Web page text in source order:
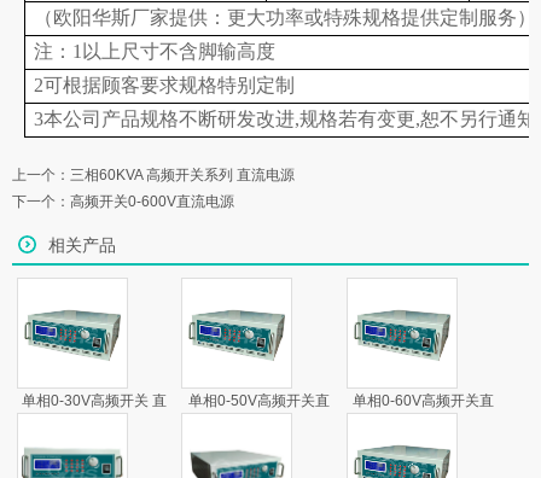
（欧阳华斯厂家提供： 更大功率或特殊规格提供定制服务）
注：1以上尺寸不含脚输高度
2可根据顾客要求规格特别定制
3本公司产品规格不断研发改进,规格若有变更,恕不另行通知
上一个： 三相60KVA 高频开关系列 直流电源
下一个： 高频开关0-600V直流电源
相关产品
单相0-30V高频开关 直
单相0-50V高频开关直
单相0-60V高频开关直